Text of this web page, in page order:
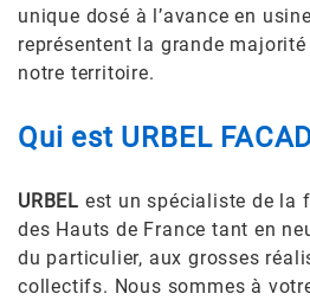
unique dosé à l’avance en
représentent la grande
notre territoire.
Qui est URBEL
URBEL est un spécialiste de la
des Hauts de France tant en
du particulier, aux grosses
collectifs. Nous sommes à